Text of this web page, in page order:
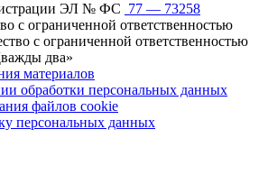
ЭЛ № ФС 77 — 73258
с ограниченной ответственностью
с ограниченной ответственностью
два»
материалов
обработки персональных данных
файлов cookie
персональных данных